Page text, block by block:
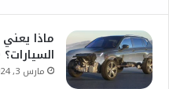
ماذا
السيارات؟ AWD & 4WD
مارس 3, 2024